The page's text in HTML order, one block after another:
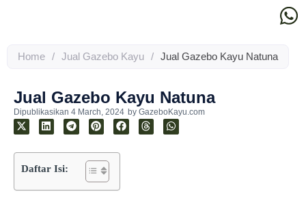
Home / Jual Gazebo Kayu / Jual Gazebo Kayu Natuna
Jual Gazebo Kayu Natuna
Dipublikasikan 4 March, 2024 by GazeboKayu.com
Daftar Isi: